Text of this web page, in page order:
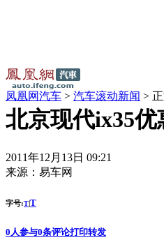
凤凰网汽车 > 汽车滚动新闻 >
北京现代ix35
2011年12月13日 09:21
来源： 易车网
字号:T|T
0 人参与0条评论打印转发